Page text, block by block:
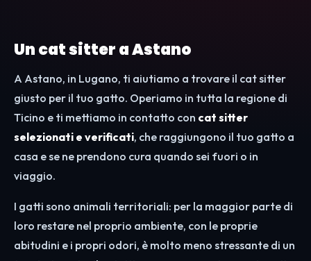
Un cat sitter a Astano
A Astano, in Lugano, ti aiutiamo a trovare il cat sitter
giusto per il tuo gatto. Operiamo in tutta la regione di
Ticino e ti mettiamo in contatto con cat sitter
selezionati e verificati, che raggiungono il tuo gatto a
casa e se ne prendono cura quando sei fuori o in
viaggio.
I gatti sono animali territoriali: per la maggior parte di
loro restare nel proprio ambiente, con le proprie
abitudini e i propri odori, è molto meno stressante di un